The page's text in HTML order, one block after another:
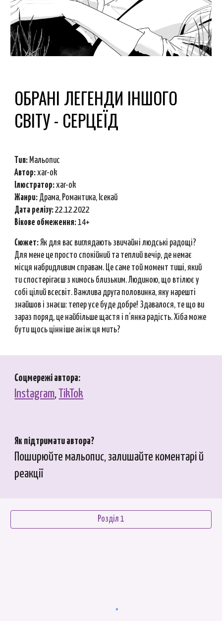
ОБРАНІ ЛЕГЕНДИ ІНШОГО
СВІТУ - СЕРЦЕЇД
Тип: Мальопис
Автор:xar-ok
Ілюстратор:xar-ok
Жанри: Драма, Романтика, Ісекай
Дата релізу:22.12.2022
Вікове обмеження:14+
Сюжет:Як для вас виглядають звичайні людські радощі?
Для мене це просто спокійний та теплий вечір, де немає
місця набридливим справам. Це саме той момент тиші, який
ти спостерігаєш з кимось близьким. Людиною, що втілює у
собі цілий всесвіт. Важлива друга половинка, яку нарешті
знайшов і знаєш: тепер усе буде добре! Здавалося, те що ви
зараз поряд, це найбільше щастя і п’янка радість. Хіба може
бути щось цінніше аніж ця мить?
Соцмережі автора:
Instagram, TikTok
Як підтримати автора?
Поширюйте мальопис, залишайте коментарі й
реакції
Розділ 1